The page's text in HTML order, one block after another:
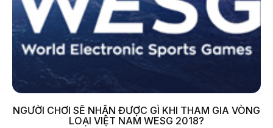
NGƯỜI CHƠI SẼ NHẬN ĐƯỢC GÌ KHI THAM GIA VÒNG
LOẠI VIỆT NAM WESG 2018?